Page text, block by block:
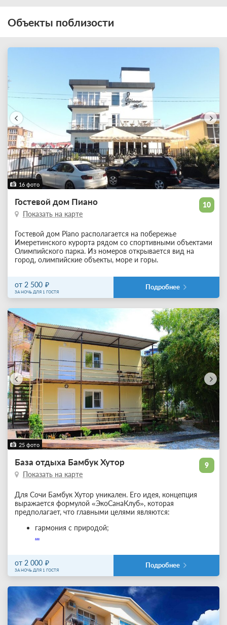
Объекты поблизости
16 фото
10
Гостевой дом Пиано
Показать на карте
Гостевой дом Piano располагается на побережье
Имеретинского курорта рядом со спортивными объектами
Олимпийского парка. Из номеров открывается вид на
город, олимпийские объекты, море и горы.
от 2 500
ЗА НОЧЬ ДЛЯ 1 ГОСТЯ
Подробнее
25 фото
9
База отдыха Бамбук Хутор
Показать на карте
Для Сочи Бамбук Хутор уникален. Его идея, концепция
выражается формулой «ЭкоСанаКлуб», которая
предполагает, что главными целями являются:
гармония с природой;
...
от 2 000
ЗА НОЧЬ ДЛЯ 1 ГОСТЯ
Подробнее